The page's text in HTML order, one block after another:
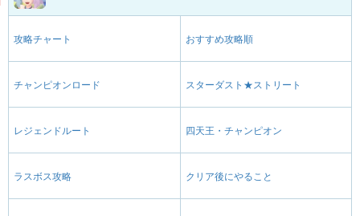
攻略チャート おすすめ攻略順
チャンピオンロード スターダスト★ストリート
レジェンドルート 四天王・チャンピオン
ラスボス攻略 クリア後にやること